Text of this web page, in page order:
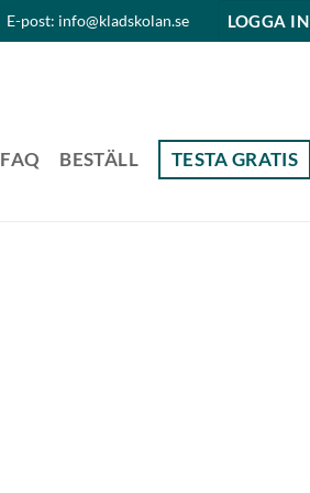
E-post: info@kladskolan.se LOGGA IN
FAQ BESTÄLL TESTA GRATIS